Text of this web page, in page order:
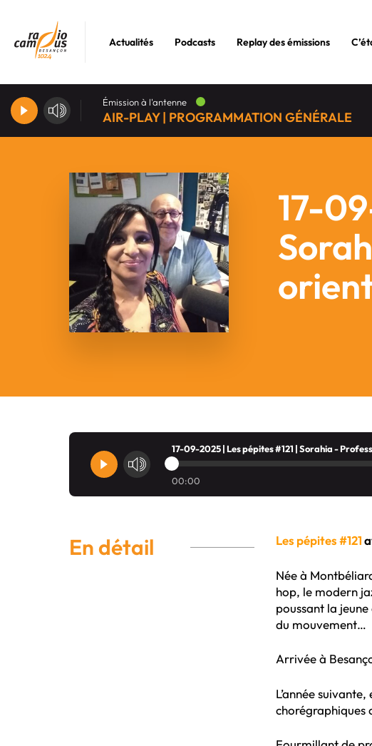
Actualités Podcasts Replay des émissions
Émission à l'antenne
AIR-PLAY | PROGRAMMATION GÉNÉRALE
17-
17-09-2025 | Les pépites #121 | Sorahia -
00:00
En détail Les pépites #121
Née à
hop, le modern
poussant la
du mouvement…
Arrivée à
L’année
chorégraphiques